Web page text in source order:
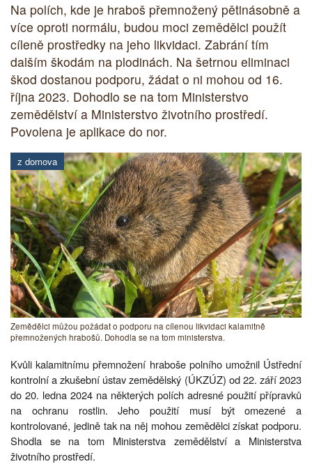
Na polích, kde je hraboš přemnožený pětinásobně a
více oproti normálu, budou moci zemědělci použít
cíleně prostředky na jeho likvidaci. Zabrání tím
dalším škodám na plodinách. Na šetrnou eliminaci
škod dostanou podporu, žádat o ni mohou od 16.
října 2023. Dohodlo se na tom Ministerstvo
zemědělství a Ministerstvo životního prostředí.
Povolena je aplikace do nor.
z domova
Zemědělci můžou požádat o podporu na cílenou likvidaci kalamitně
přemnožených hrabošů. Dohodla se na tom ministerstva.
Kvůli kalamitnímu přemnožení hraboše polního umožnil Ústřední
kontrolní a zkušební ústav zemědělský (ÚKZÚZ) od 22. září 2023
do 20. ledna 2024 na některých polích adresné použití přípravků
na ochranu rostlin. Jeho použití musí být omezené a
kontrolované, jedině tak na něj mohou zemědělci získat podporu.
Shodla se na tom Ministerstva zemědělství a Ministerstva
životního prostředí.